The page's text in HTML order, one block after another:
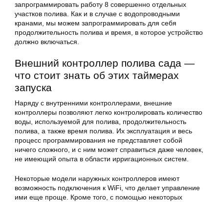
запрограммировать работу 8 совершенно отдельных
участков полива. Как и в случае с водопроводными
кранами, мы можем запрограммировать для себя
продолжительность полива и время, в которое устройство
должно включаться.
Внешний контроллер полива сада —
что стоит знать об этих таймерах
запуска
Наряду с внутренними контроллерами, внешние
контроллеры позволяют легко контролировать количество
воды, используемой для полива, продолжительность
полива, а также время полива. Их эксплуатация и весь
процесс программирования не представляет собой
ничего сложного, и с ним может справиться даже человек,
не имеющий опыта в области ирригационных систем.
Некоторые модели наружных контроллеров имеют
возможность подключения к WiFi, что делает управление
ими еще проще. Кроме того, с помощью некоторых